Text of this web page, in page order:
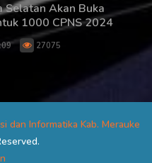
Selatan Akan Buka
1000 CPNS 2024
27075
dan Informatika Kab. Merauke